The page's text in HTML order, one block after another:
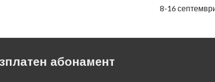
8-16
абонамент